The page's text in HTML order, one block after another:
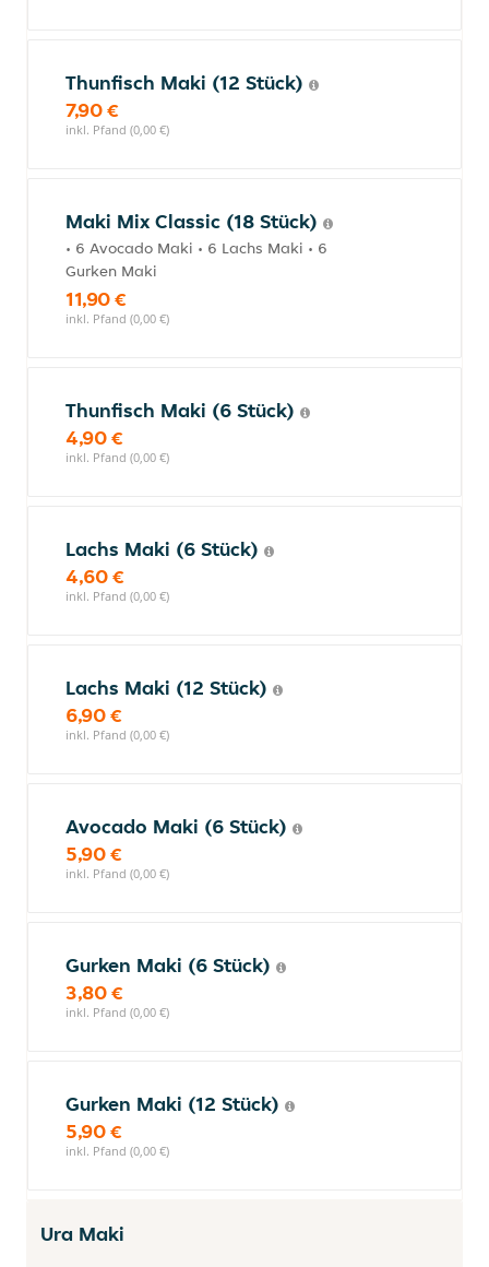
Thunfisch Maki (12 Stück)
7,90 €
inkl. Pfand (0,00 €)
Maki Mix Classic (18 Stück)
• 6 Avocado Maki • 6 Lachs Maki • 6
Gurken Maki
11,90 €
inkl. Pfand (0,00 €)
Thunfisch Maki (6 Stück)
4,90 €
inkl. Pfand (0,00 €)
Lachs Maki (6 Stück)
4,60 €
inkl. Pfand (0,00 €)
Lachs Maki (12 Stück)
6,90 €
inkl. Pfand (0,00 €)
Avocado Maki (6 Stück)
5,90 €
inkl. Pfand (0,00 €)
Gurken Maki (6 Stück)
3,80 €
inkl. Pfand (0,00 €)
Gurken Maki (12 Stück)
5,90 €
inkl. Pfand (0,00 €)
Ura Maki